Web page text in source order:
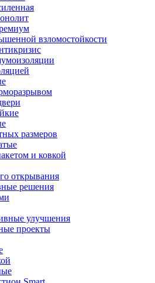
взломостойкости
размеров
и ковкой
открывания
решения
улучшения
проекты